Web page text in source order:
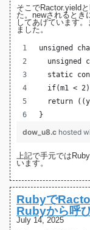
そこでRactor.yield
た。newされるとき
してあげています。
ました。
unsigned
unsigned
static
if(m1 <
return
}
dow_u8.c hosted
上記で手元では
います。
Rubyで
Rubyから呼
July 14, 2025